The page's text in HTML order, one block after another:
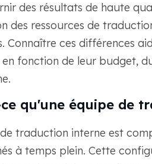
des résultats de haute
des ressources de
Connaître ces différences
en fonction de leur budget,
qu'une équipe de
traduction interne est
à temps plein. Cette